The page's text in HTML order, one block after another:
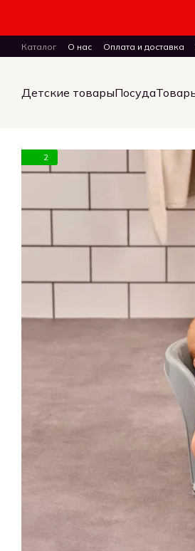
Каталог О нас Оплата и доставка
ПУБЛИЧНЫЙ ДОГОВОР (ОФЕРТА) на
Детские товарыПосуда
2